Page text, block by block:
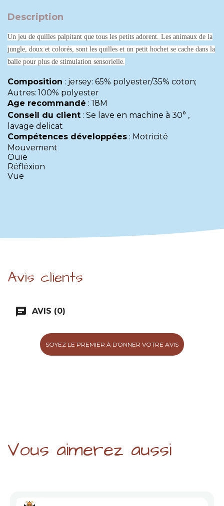
Description
Un jeu de quilles palpitant que tous les petits adorent. Les animaux de la
jungle, doux et colorés, sont les quilles et un petit hochet se cache dans la
balle pour plus de stimulation sensorielle.
Composition : jersey: 65% polyester/35% coton;
Autres: 100% polyester
Age recommandé : 18M
Conseil du client : Se lave en machine à 30° ,
lavage delicat
Compétences développées : Motricité
Mouvement
Ouïe
Réfléxion
Vue
Avis clients
chat AVIS (0)
SOYEZ LE PREMIER À DONNER VOTRE AVIS
Vous aimerez aussi